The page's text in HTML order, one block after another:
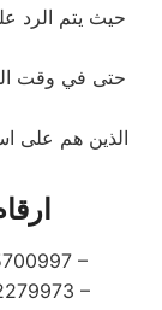
حيث يتم الرد
حتى في وقت
الذين هم على
–
–